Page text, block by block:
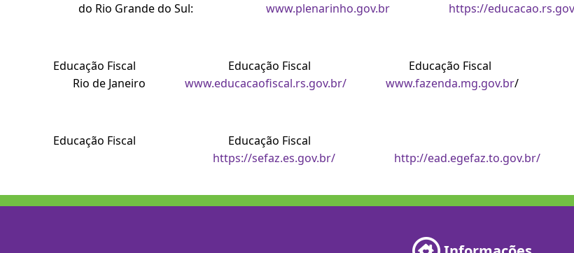
do Rio Grande do Sul: www.plenarinho.gov.br https://
Educação Fiscal Educação Fiscal Educação Fiscal
Rio de Janeiro www.educacaofiscal.rs.gov.br/ www.fazenda.mg.gov.br/
Educação Fiscal Educação Fiscal
https://sefaz.es.gov.br/
http://ead.egefaz.to.gov.br/